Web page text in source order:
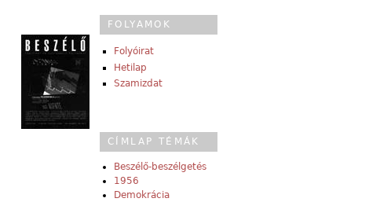
FOLYAMOK
Folyóirat
Hetilap
Szamizdat
CÍMLAP TÉMÁK
Beszélő-beszélgetés
1956
Demokrácia